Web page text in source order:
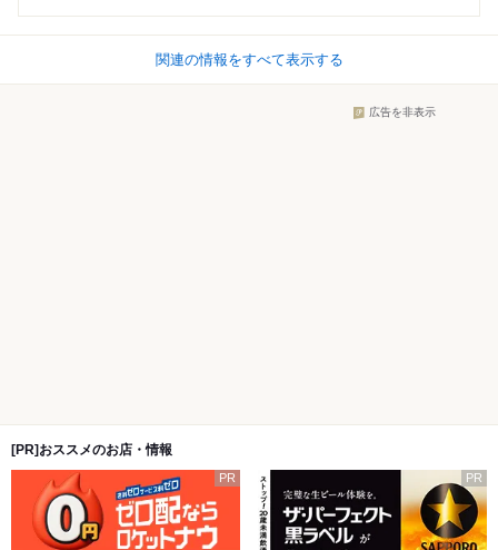
関連の情報をすべて表示する
広告を非表示
[PR]おススメのお店・情報
PR PR